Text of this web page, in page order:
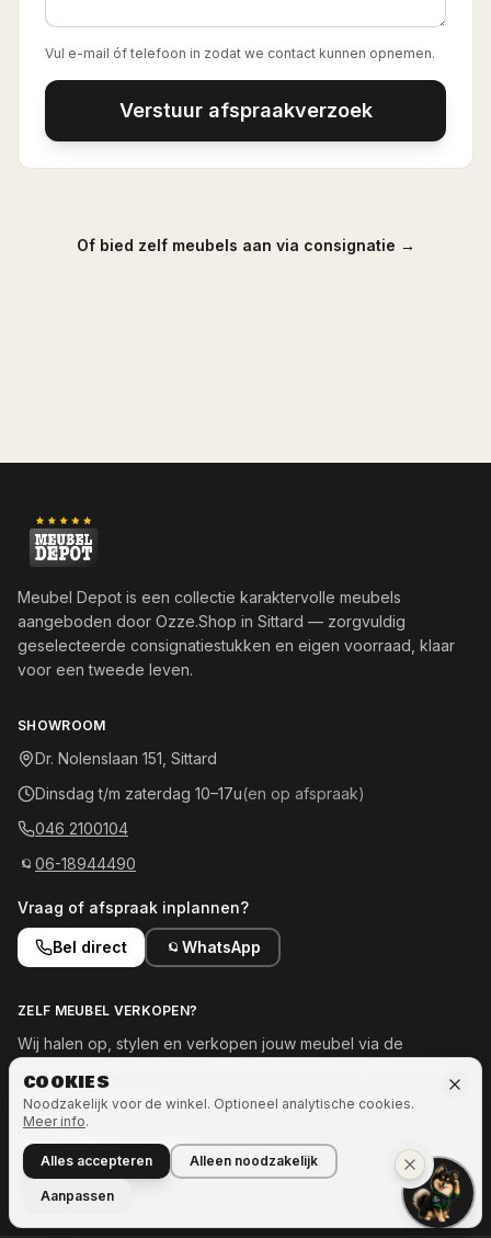
Vul e-mail óf telefoon in zodat we contact kunnen opnemen.
Verstuur afspraakverzoek
Of bied zelf meubels aan via consignatie →
Meubel Depot is een collectie karaktervolle meubels
aangeboden door Ozze.Shop in Sittard — zorgvuldig
geselecteerde consignatiestukken en eigen voorraad, klaar
voor een tweede leven.
SHOWROOM
Dr. Nolenslaan 151, Sittard
Dinsdag t/m zaterdag 10–17u(en op afspraak)
046 2100104
06-18944490
Vraag of afspraak inplannen?
Bel direct WhatsApp
ZELF MEUBEL VERKOPEN?
Wij halen op, stylen en verkopen jouw meubel via de
Meld je meubel aan →
OOK INTERESSE IN MEER?
Naar Ozze.Shop →
COOKIES
Noodzakelijk voor de winkel. Optioneel analytische cookies.
Meer info.
Alles accepteren Alleen noodzakelijk
Aanpassen